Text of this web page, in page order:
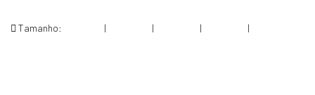
Tamanho: | | | |